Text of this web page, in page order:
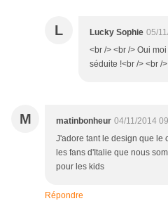
L Lucky Sophie 05/
<br /> <br /> Oui
séduite !<br /> <br /
M matinbonheur 04/11/2014
J'adore tant le design que le
les fans d'Italie que nous
pour les kids
Répondre